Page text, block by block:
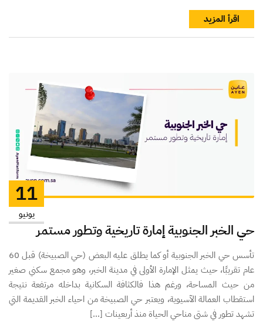
اقرأ المزيد
حي الخبر الجنوبية إمارة تاريخية وتطور مستمر
تأسس حي الخبر الجنوبية أو كما يطلق عليه البعض (حي الصبيخة) قبل 60
عام تقريبًا، حيث يمثل الإمارة الأولى في مدينة الخبر، وهو مجمع سكني صغير
من حيث المساحة، ورغم هذا فالكثافة السكانية بداخله مرتفعة نتيجة
استقطاب العمالة الآسيوية، ويعتبر حي الصبيخة من احياء الخبر القديمة التي
تشهد تطور في شتى مناحي الحياة منذ أربعينات […]
11
يونيو